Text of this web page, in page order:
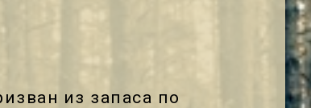
из запаса по